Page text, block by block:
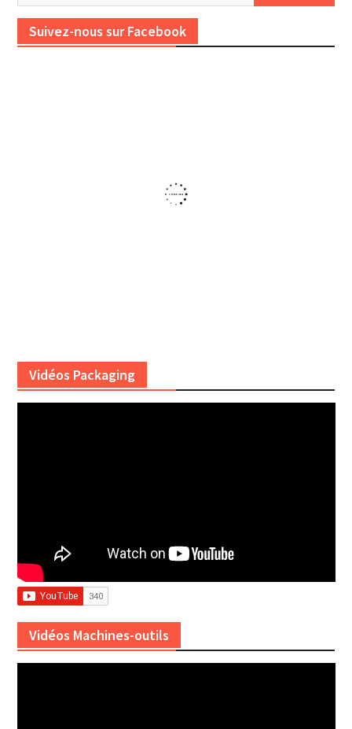
Suivez-nous sur Facebook
Vidéos Packaging
Vidéos Machines-outils